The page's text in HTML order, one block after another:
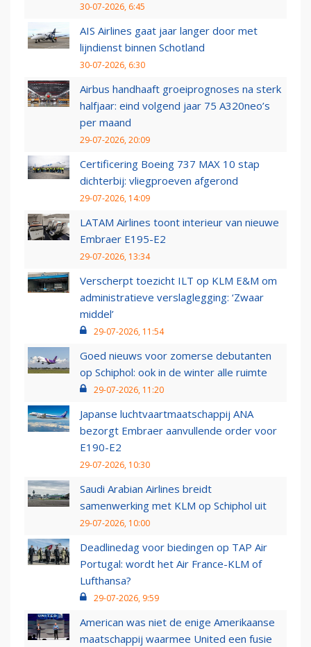
30-07-2026, 6:45
AIS Airlines gaat jaar langer door met
lijndienst binnen Schotland
30-07-2026, 6:30
Airbus handhaaft groeiprognoses na sterk
halfjaar: eind volgend jaar 75 A320neo’s
per maand
29-07-2026, 20:09
Certificering Boeing 737 MAX 10 stap
dichterbij: vliegproeven afgerond
29-07-2026, 14:09
LATAM Airlines toont interieur van nieuwe
Embraer E195-E2
29-07-2026, 13:34
Verscherpt toezicht ILT op KLM E&M om
administratieve verslaglegging: ‘Zwaar
middel’
29-07-2026, 11:54
Goed nieuws voor zomerse debutanten
op Schiphol: ook in de winter alle ruimte
29-07-2026, 11:20
Japanse luchtvaartmaatschappij ANA
bezorgt Embraer aanvullende order voor
E190-E2
29-07-2026, 10:30
Saudi Arabian Airlines breidt
samenwerking met KLM op Schiphol uit
29-07-2026, 10:00
Deadlinedag voor biedingen op TAP Air
Portugal: wordt het Air France-KLM of
Lufthansa?
29-07-2026, 9:59
American was niet de enige Amerikaanse
maatschappij waarmee United een fusie